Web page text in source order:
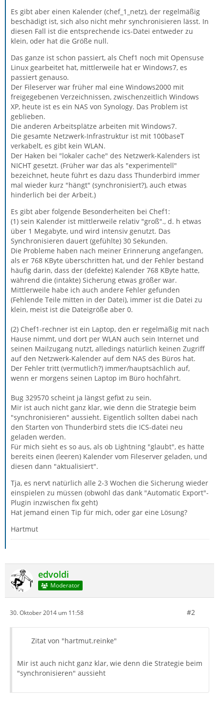
Es gibt aber einen Kalender (chef_1_netz), der regelmäßig
beschädigt ist, sich also nicht mehr synchronisieren lässt. In
diesen Fall ist die entsprechende ics-Datei entweder zu
klein, oder hat die Größe null.
Das ganze ist schon passiert, als Chef1 noch mit Opensuse
Linux gearbeitet hat, mittlerweile hat er Windows7, es
passiert genauso.
Der Fileserver war früher mal eine Windows2000 mit
freigegebenen Verzeichnissen, zwischenzeitlich Windows
XP, heute ist es ein NAS von Synology. Das Problem ist
geblieben.
Die anderen Arbeitsplätze arbeiten mit Windows7.
Die gesamte Netzwerk-Infrastruktur ist mit 100baseT
verkabelt, es gibt kein WLAN.
Der Haken bei "lokaler cache" des Netzwerk-Kalenders ist
NICHT gesetzt. (Früher war das als "experimentell"
bezeichnet, heute führt es dazu dass Thunderbird immer
mal wieder kurz "hängt" (synchronisiert?), auch etwas
hinderlich bei der Arbeit.)
Es gibt aber folgende Besonderheiten bei Chef1:
(1) sein Kalender ist mittlerweile relativ "groß"., d. h etwas
über 1 Megabyte, und wird intensiv genutzt. Das
Synchronisieren dauert (gefühlte) 30 Sekunden.
Die Probleme haben nach meiner Erinnerung angefangen,
als er 768 KByte überschritten hat, und der Fehler bestand
häufig darin, dass der (defekte) Kalender 768 KByte hatte,
während die (intakte) Sicherung etwas größer war.
Mittlerweile habe ich auch andere Fehler gefunden
(Fehlende Teile mitten in der Datei), immer ist die Datei zu
klein, meist ist die Dateigröße aber 0.
(2) Chef1-rechner ist ein Laptop, den er regelmäßig mit nach
Hause nimmt, und dort per WLAN auch sein Internet und
seinen Mailzugang nutzt, alledings natürlich keinen Zugriff
auf den Netzwerk-Kalender auf dem NAS des Büros hat.
Der Fehler tritt (vermutlich?) immer/hauptsächlich auf,
wenn er morgens seinen Laptop im Büro hochfährt.
Bug 329570 scheint ja längst gefixt zu sein.
Mir ist auch nicht ganz klar, wie denn die Strategie beim
"synchronisieren" aussieht. Eigentlich sollten dabei nach
den Starten von Thunderbird stets die ICS-datei neu
geladen werden.
Für mich sieht es so aus, als ob Lightning "glaubt", es hätte
bereits einen (leeren) Kalender vom Fileserver geladen, und
diesen dann "aktualisiert".
Tja, es nervt natürlich alle 2-3 Wochen die Sicherung wieder
einspielen zu müssen (obwohl das dank "Automatic Export"-
Plugin inzwischen fix geht)
Hat jemand einen Tip für mich, oder gar eine Lösung?
Hartmut
edvoldi
Moderator
30. Oktober 2014 um 11:58 #2
Zitat von "hartmut.reinke"
Mir ist auch nicht ganz klar, wie denn die Strategie beim
"synchronisieren" aussieht